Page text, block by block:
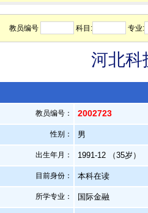
教员编号 科目: 专业:
河北科
教员编号： 2002723
性别： 男
出生年月： 1991-12 （35岁）
目前身份： 本科在读
所学专业： 国际金融